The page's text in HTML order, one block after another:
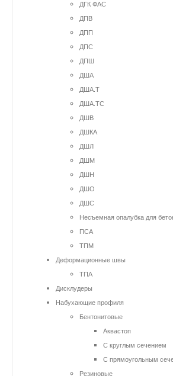
ДГК ФАС
ДПВ
ДПП
ДПС
ДПШ
ДША
ДША.Т
ДША.ТС
ДШВ
ДШКА
ДШЛ
ДШМ
ДШН
ДШО
ДШС
Несъемная опалубка для
ПСА
ТПМ
Деформационные швы
ТПА
Дисклудеры
Набухающие профиля
Бентонитовые
Аквастоп
С круглым сечением
С прямоугольным
Резиновые